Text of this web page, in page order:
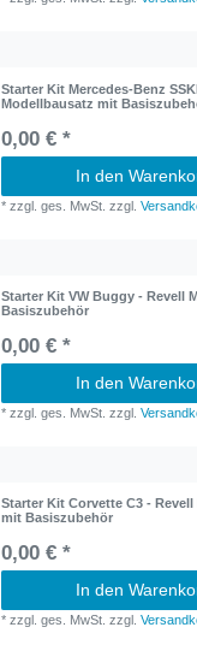
Starter Kit Mercedes-Benz
Modellbausatz mit
0,00 € *
In den
*zzgl. ges. MwSt. zzgl.
Starter Kit VW Buggy - Revell
Basiszubehör
0,00 € *
In den
*zzgl. ges. MwSt. zzgl.
Starter Kit Corvette C3 -
mit Basiszubehör
0,00 € *
In den
*zzgl. ges. MwSt. zzgl.